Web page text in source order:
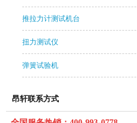
推拉力计测试机台
扭力测试仪
弹簧试验机
昂轩联系方式